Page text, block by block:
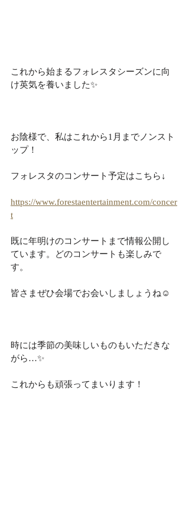
これから始まるフォレスタシーズンに向
け英気を養いました✨
お陰様で、私はこれから1月までノンスト
ップ！
フォレスタのコンサート予定はこちら↓
https://www.forestaentertainment.com/concer
t
既に年明けのコンサートまで情報公開し
ています。どのコンサートも楽しみで
す。
皆さまぜひ会場でお会いしましょうね☺️
時には季節の美味しいものもいただきな
がら…✨
これからも頑張ってまいります！